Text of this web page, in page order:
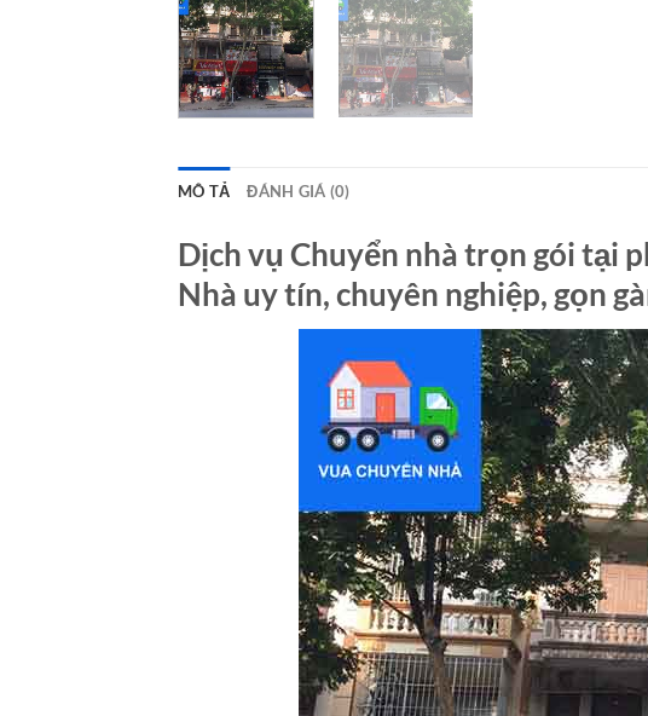
MÔ TẢ ĐÁNH GIÁ (0)
Dịch vụ Chuyển nhà trọn gói tại
Nhà uy tín, chuyên nghiệp, gọn